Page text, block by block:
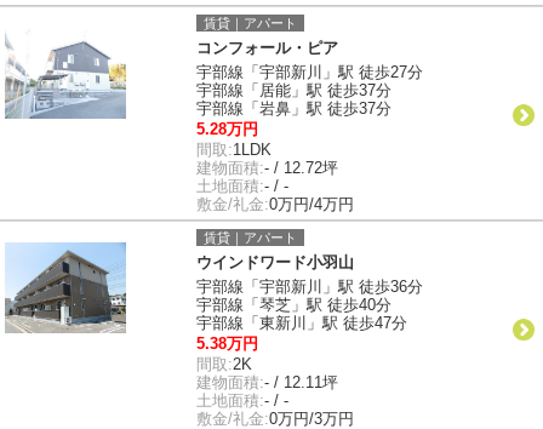
賃貸｜アパート
コンフォール・ピア
宇部線「宇部新川」駅 徒歩27分
宇部線「居能」駅 徒歩37分
宇部線「岩鼻」駅 徒歩37分
5.28万円
間取:1LDK
建物面積:- / 12.72坪
土地面積:- / -
敷金/礼金:0万円/4万円
賃貸｜アパート
ウインドワード小羽山
宇部線「宇部新川」駅 徒歩36分
宇部線「琴芝」駅 徒歩40分
宇部線「東新川」駅 徒歩47分
5.38万円
間取:2K
建物面積:- / 12.11坪
土地面積:- / -
敷金/礼金:0万円/3万円